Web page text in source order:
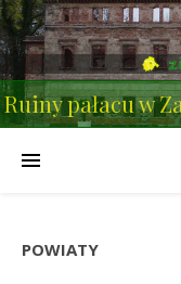
Ruiny pałacu w
POWIATY